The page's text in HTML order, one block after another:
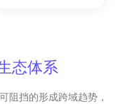
态体系
阻挡的形成跨域趋势，